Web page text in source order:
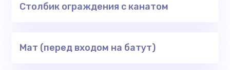
Столбик ограждения с канатом
Мат (перед входом на батут)